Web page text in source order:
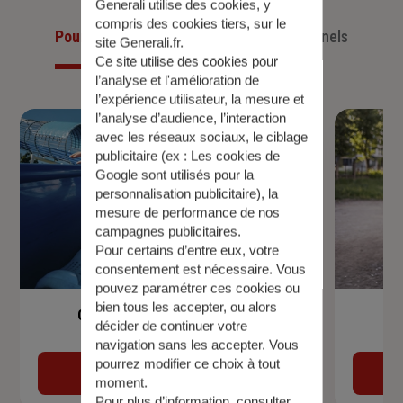
Pour les particuliers Pour les professionnels
Garantie Accidents de la Vie
Découvrir
Generali utilise des cookies, y
compris des cookies tiers, sur le
site Generali.fr.
Ce site utilise des cookies pour
l’analyse et l'amélioration de
l’expérience utilisateur, la mesure et
l’analyse d’audience, l’interaction
avec les réseaux sociaux, le ciblage
publicitaire (ex : Les cookies de
Google sont utilisés pour la
personnalisation publicitaire), la
mesure de performance de nos
campagnes publicitaires.
Pour certains d’entre eux, votre
consentement est nécessaire. Vous
pouvez paramétrer ces cookies ou
bien tous les accepter, ou alors
décider de continuer votre
navigation sans les accepter. Vous
pourrez modifier ce choix à tout
moment.